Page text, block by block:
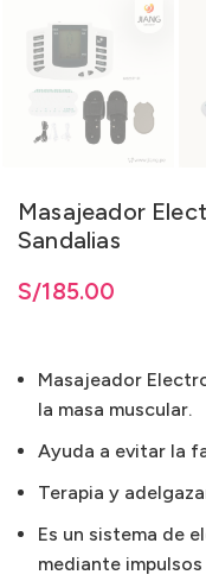
Masajeador
Sandalias
S/185.00
Masajeador
la masa muscular.
Ayuda a evitar la
Terapia y
Es un sistema de
mediante